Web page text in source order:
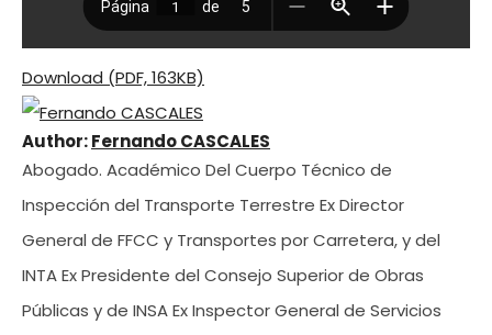
Download (PDF, 163KB)
Author:Fernando CASCALES
Abogado. Académico Del Cuerpo Técnico de
Inspección del Transporte Terrestre Ex Director
General de FFCC y Transportes por Carretera, y del
INTA Ex Presidente del Consejo Superior de Obras
Públicas y de INSA Ex Inspector General de Servicios